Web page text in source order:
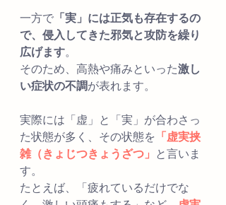
一方で 「実」には正気も存在するの
で、侵入してきた邪気と攻防を繰り
広げます。
そのため、高熱や痛みといった激し
い症状の不調が表れます。
実際には「虚」と「実」が合わさっ
た状態が多く、その状態を 「虚実挟
雑（きょじつきょうざつ」 と言いま
す。
たとえば、「疲れているだけでな